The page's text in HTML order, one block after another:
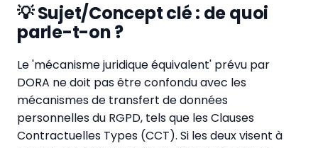
💡 Sujet/Concept clé : de quoi
parle-t-on ?
Le 'mécanisme juridique équivalent' prévu par
DORA ne doit pas être confondu avec les
mécanismes de transfert de données
personnelles du RGPD, tels que les Clauses
Contractuelles Types (CCT). Si les deux visent à